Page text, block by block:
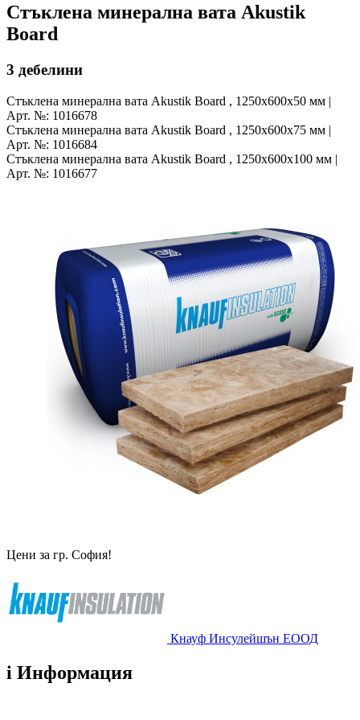
Стъклена минерална вата Akustik
Board
3 дебелини
Стъклена минерална вата Akustik Board , 1250х600х50 мм |
Арт. №: 1016678
Стъклена минерална вата Akustik Board , 1250х600х75 мм |
Арт. №: 1016684
Стъклена минерална вата Akustik Board , 1250х600х100 мм |
Арт. №: 1016677
Цени за гр. София!
Кнауф Инсулейшън ЕООД
i Информация